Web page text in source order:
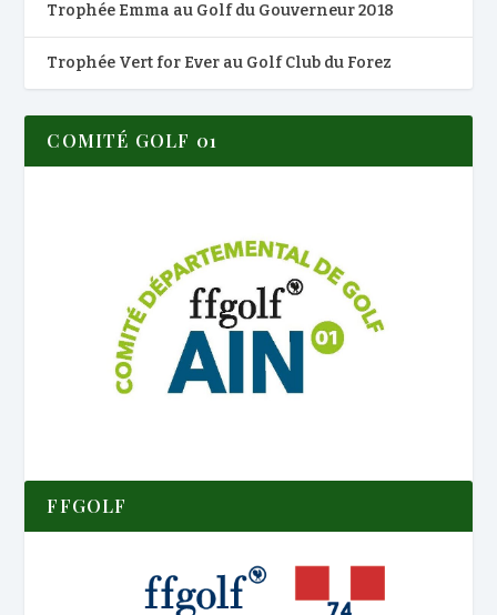
Trophée Emma au Golf du Gouverneur 2018
Trophée Vert for Ever au Golf Club du Forez
COMITÉ GOLF 01
FFGOLF